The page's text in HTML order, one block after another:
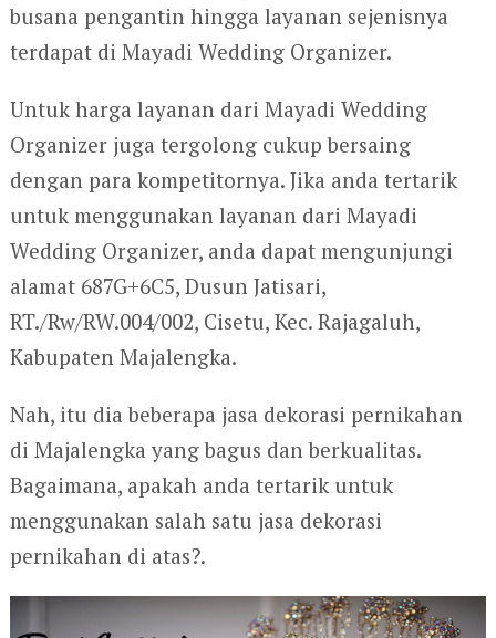
busana pengantin hingga layanan sejenisnya
terdapat di Mayadi Wedding Organizer.
Untuk harga layanan dari Mayadi Wedding
Organizer juga tergolong cukup bersaing
dengan para kompetitornya. Jika anda tertarik
untuk menggunakan layanan dari Mayadi
Wedding Organizer, anda dapat mengunjungi
alamat 687G+6C5, Dusun Jatisari,
RT./Rw/RW.004/002, Cisetu, Kec. Rajagaluh,
Kabupaten Majalengka.
Nah, itu dia beberapa jasa dekorasi pernikahan
di Majalengka yang bagus dan berkualitas.
Bagaimana, apakah anda tertarik untuk
menggunakan salah satu jasa dekorasi
pernikahan di atas?.